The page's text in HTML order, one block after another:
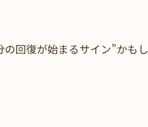
回復が始まるサイン”かもし